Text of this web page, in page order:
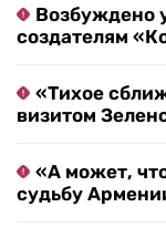
Возбуждено
создателям
«Тихое
визитом
«А может,
судьбу